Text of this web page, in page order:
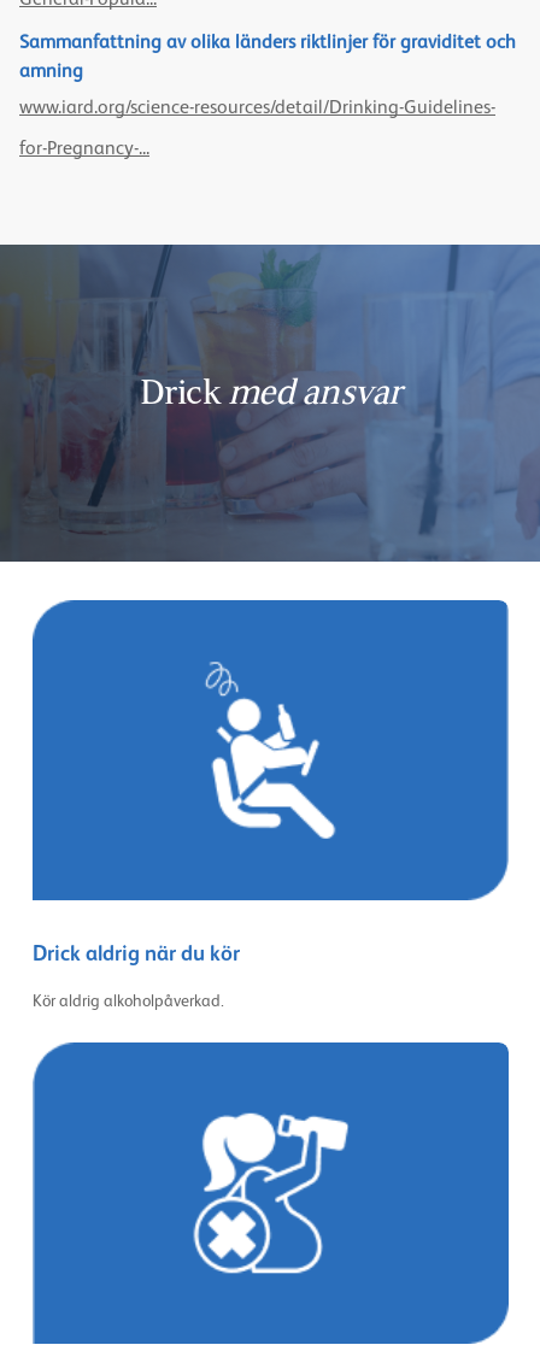
Sammanfattning av olika länders riktlinjer för graviditet och
amning
www.iard.org/science-resources/detail/Drinking-Guidelines-
for-Pregnancy-...
Drickmed ansvar
Drick aldrig när du kör
Kör aldrig alkoholpåverkad.